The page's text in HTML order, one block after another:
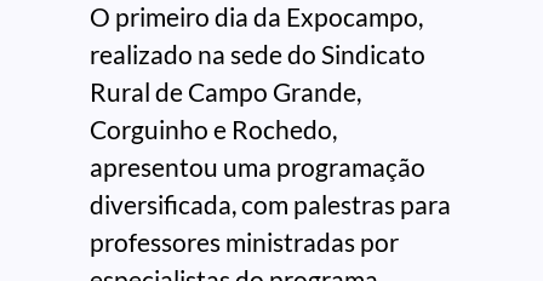
O primeiro dia da Expocampo,
realizado na sede do Sindicato
Rural de Campo Grande,
Corguinho e Rochedo,
apresentou uma programação
diversificada, com palestras para
professores ministradas por